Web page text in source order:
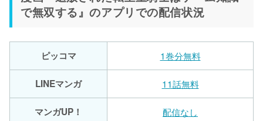
で無双する』のアプリでの配信状況
ピッコマ 1巻分無料
LINEマンガ 11話無料
マンガUP！ 配信なし